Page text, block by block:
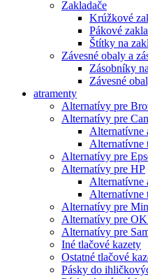
Zakladače
Krúžkové
Pákové
Štítky na
Závesné obaly a
Zásobníky
Závesné
atramenty
Alternatívy pre
Alternatívy pre
Alternatívne
Alternatívne
Alternatívy pre
Alternatívy pre HP
Alternatívne
Alternatívne
Alternatívy pre
Alternatívy pre
Alternatívy pre
Iné tlačové kazety
Ostatné tlačové
Pásky do